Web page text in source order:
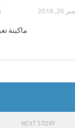
ماكينة
2018
NEXT STORY